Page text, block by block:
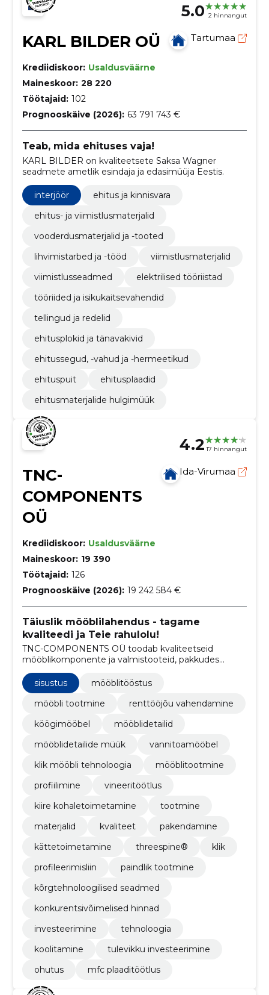
5.0 2 hinnangut
KARL BILDER OÜ Tartumaa
Krediidiskoor: Usaldusväärne
Maineskoor: 28 220
Töötajaid: 102
Prognooskäive (2026): 63 791 743 €
Teab, mida ehituses vaja!
KARL BILDER on kvaliteetsete Saksa Wagner
seadmete ametlik esindaja ja edasimüüja Eestis.
interjöör
ehitus ja kinnisvara
ehitus- ja viimistlusmaterjalid
vooderdusmaterjalid ja -tooted
lihvimistarbed ja -tööd
viimistlusmaterjalid
viimistlusseadmed
elektrilised tööriistad
tööriided ja isikukaitsevahendid
tellingud ja redelid
ehitusplokid ja tänavakivid
ehitussegud, -vahud ja -hermeetikud
ehituspuit
ehitusplaadid
ehitusmaterjalide hulgimüük
4.2 17 hinnangut
TNC-
COMPONENTS
OÜ
Ida-Virumaa
Krediidiskoor: Usaldusväärne
Maineskoor: 19 390
Töötajaid: 126
Prognooskäive (2026): 19 242 584 €
Täiuslik mööblilahendus - tagame
kvaliteedi ja Teie rahulolu!
TNC-COMPONENTS OÜ toodab kvaliteetseid
mööblikomponente ja valmistooteid, pakkudes
usaldusväärset tarnet, konkurentsivõimelisi hindu
ning kliendipõhist lähenemist.
sisustus
mööblitööstus
mööbli tootmine
renttööjõu vahendamine
köögimööbel
mööblidetailid
mööblidetailide müük
vannitoamööbel
klik mööbli tehnoloogia
mööblitootmine
profiilimine
vineeritöötlus
kiire kohaletoimetamine
tootmine
materjalid
kvaliteet
pakendamine
kättetoimetamine
threespine®
klik
profileerimisliin
paindlik tootmine
kõrgtehnoloogilised seadmed
konkurentsivõimelised hinnad
investeerimine
tehnoloogia
koolitamine
tulevikku investeerimine
ohutus
mfc plaaditöötlus